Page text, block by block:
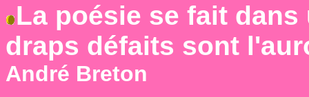
La poésie se fait
draps défaits sont
André Breton